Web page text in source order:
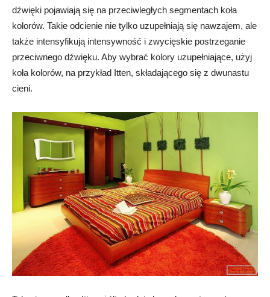
dźwięki pojawiają się na przeciwległych segmentach koła
kolorów. Takie odcienie nie tylko uzupełniają się nawzajem, ale
także intensyfikują intensywność i zwycięskie postrzeganie
przeciwnego dźwięku. Aby wybrać kolory uzupełniające, użyj
koła kolorów, na przykład Itten, składającego się z dwunastu
cieni.